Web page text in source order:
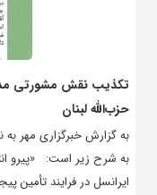
تکذیب نقش مشورتی
حزب‌الله لبنان
به گزارش خبرگزاری مهر به
به شرح زیر است: «پیرو
ایرانسل در فرایند تأمین